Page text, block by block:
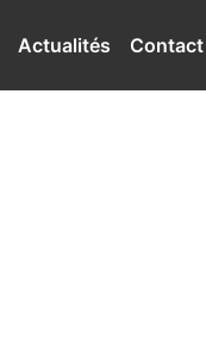
Actualités Contact